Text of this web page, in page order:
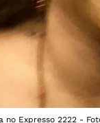
Expresso 2222 -